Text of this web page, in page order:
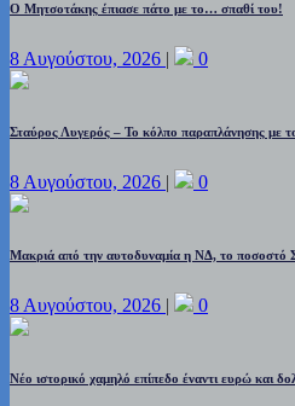
Ο Μητσοτάκης έπιασε πάτο με το… σπαθί του!
8 Αυγούστου, 2026 | 0
Σταύρος Λυγερός – Το κόλπο παραπλάνησης με
8 Αυγούστου, 2026 | 0
Μακριά από την αυτοδυναμία η ΝΔ, το ποσοστό
8 Αυγούστου, 2026 | 0
Νέο ιστορικό χαμηλό επίπεδο έναντι ευρώ και